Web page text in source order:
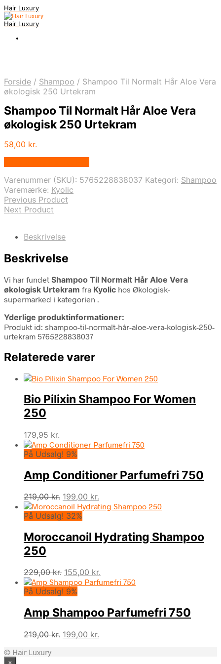
Hair Luxury
Hair Luxury
Forside / Shampoo / Shampoo Til Normalt Hår Aloe Vera
økologisk 250 Urtekram
Shampoo Til Normalt Hår Aloe Vera
økologisk 250 Urtekram
58,00 kr.
Varenummer (SKU): 5765228838037 Kategori: Shampoo
Varemærke: Kyolic
Previous Product
Next Product
Beskrivelse
Beskrivelse
Vi har fundet Shampoo Til Normalt Hår Aloe Vera
økologisk Urtekram fra Kyolic hos Økologisk-
supermarked i kategorien .
Yderlige produktinformationer:
Produkt id: shampoo-til-normalt-hår-aloe-vera-kologisk-250-
urtekram 5765228838037
Relaterede varer
Bio Pilixin Shampoo For Women
250
179,95 kr.
På Udsalg! 9%
Amp Conditioner Parfumefri 750
219,00kr. Den
oprindelige
pris
219,00 kr..
199,00 kr.
aktuelle
199,00 kr..
På Udsalg! 32%
Moroccanoil Hydrating Shampoo
250
229,00kr. Den
oprindelige
pris
229,00 kr..
155,00 kr.
aktuelle
155,00 kr..
På Udsalg! 9%
Amp Shampoo Parfumefri 750
219,00kr. Den
199,00 kr.
© Hair Luxury
×